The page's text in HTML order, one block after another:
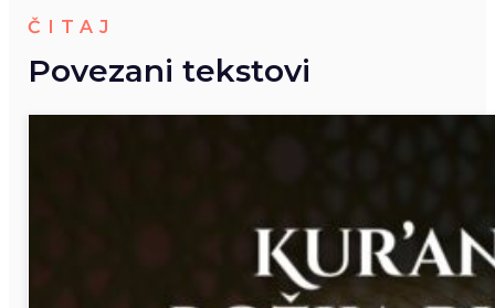
ČITAJ
Povezani tekstovi